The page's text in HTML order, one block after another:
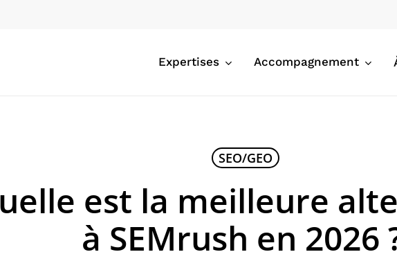
Expertises Accompagnement
SEO/GEO
est la meilleure
à SEMrush en 2026